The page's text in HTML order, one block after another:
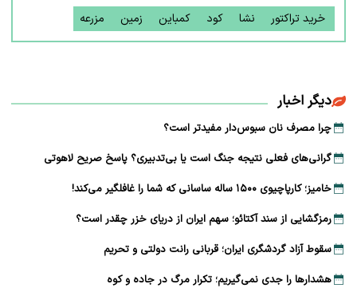
خرید تراکتور نشا کود کمباین زمین مزرعه
دیگر اخبار
چرا مصرف نان سبوس‌دار مفیدتر است؟
گرانی‌های فعلی نتیجه جنگ است یا بی‌تدبیری؟ پاسخ صریح لاهوتی
خامیز؛ کارپاچیوی ۱۵۰۰ ساله ساسانی که شما را غافلگیر می‌کند!
رمزگشایی از سند آکتائو؛ سهم ایران از دریای خزر چقدر است؟
سقوط آزاد گردشگری ایران؛ قربانی رانت دولتی و تحریم
هشدارها را جدی نمی‌گیریم؛ تکرار مرگ در جاده و کوه